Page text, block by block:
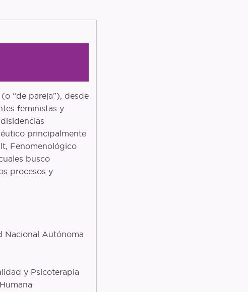
“de pareja”), desde
feministas y
principalmente
Fenomenológico
busco
procesos y
Nacional Autónoma
y Psicoterapia